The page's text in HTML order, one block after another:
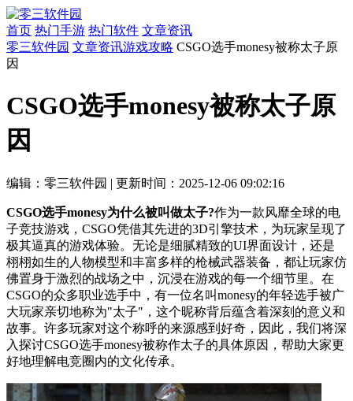
首页 热门手游 热门软件 文章资讯
零三软件园 文章资讯游戏攻略 CSGO选手monesy被称太子原
因
CSGO选手monesy被称太子原
因
编辑：零三软件园 | 更新时间：2025-12-06 09:02:16
CSGO选手monesy为什么被叫做太子?作为一款风靡全球的电
子竞技游戏，CSGO凭借其先进的3D引擎技术，为玩家呈现了
极其逼真的游戏体验。无论是细腻精致的UI界面设计，还是
栩栩如生的人物模型和丰富多样的枪械武器装备，都让玩家仿
佛置身于激烈的战场之中，沉浸在游戏的每一个细节里。在
CSGO的众多职业选手中，有一位名叫monesy的年轻选手被广
大玩家亲切地称为"太子"，这个昵称背后蕴含着深刻的意义和
故事。许多玩家对这个称呼的来源感到好奇，因此，我们将深
入探讨CSGO选手monesy被称作太子的具体原因，帮助大家更
好地理解电竞圈内的文化传承。